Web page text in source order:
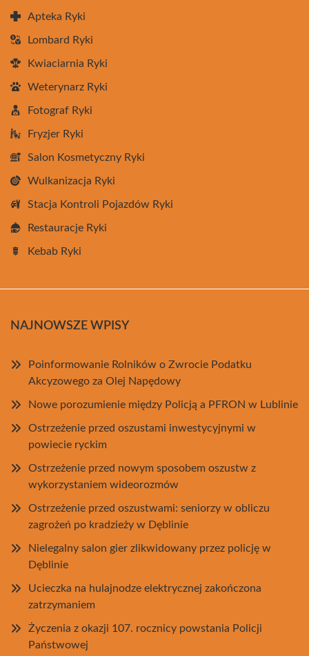
Apteka Ryki
Lombard Ryki
Kwiaciarnia Ryki
Weterynarz Ryki
Fotograf Ryki
Fryzjer Ryki
Salon Kosmetyczny Ryki
Wulkanizacja Ryki
Stacja Kontroli Pojazdów Ryki
Restauracje Ryki
Kebab Ryki
NAJNOWSZE WPISY
Poinformowanie Rolników o Zwrocie Podatku
Akcyzowego za Olej Napędowy
Nowe porozumienie między Policją a PFRON w Lublinie
Ostrzeżenie przed oszustami inwestycyjnymi w
powiecie ryckim
Ostrzeżenie przed nowym sposobem oszustw z
wykorzystaniem wideorozmów
Ostrzeżenie przed oszustwami: seniorzy w obliczu
zagrożeń po kradzieży w Dęblinie
Nielegalny salon gier zlikwidowany przez policję w
Dęblinie
Ucieczka na hulajnodze elektrycznej zakończona
zatrzymaniem
Życzenia z okazji 107. rocznicy powstania Policji
Państwowej